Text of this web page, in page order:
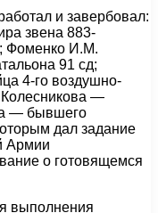
и завербовал:
звена 883-
Фоменко И.М.
91 сд;
4-го воздушно-
Колесникова —
— бывшего
дал задание
Армии
о готовящемся
выполнения